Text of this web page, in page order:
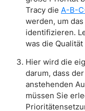
Tracy die A-B-
werden, um
identifizieren.
was die
Hier wird die
darum, dass
anstehenden
müssen Sie